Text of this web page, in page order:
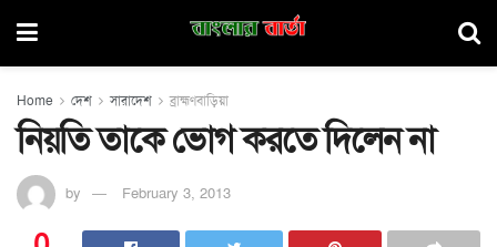
Home দেশ সারাদেশ ব্রাহ্মণবাড়িয়া
নিয়তি তাকে ভোগ করতে দিলেন না
by February 3, 2013